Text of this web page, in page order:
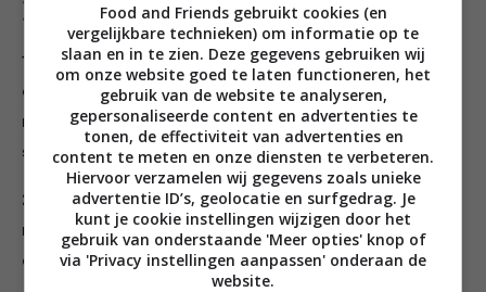
Bereiding
1 Breng de suiker met 75 ml water en citroenrasp in
een steelpan aan de kook. Laat zachtjes koken en roer
regelmatig tot de suiker is opgelost en het mengsel
siroopachtig is. Laat afkoelen.
2 Schik de nectarinepartjes in een schaal, bestrooi met
muntblaadjes en amandelen en lepel de citrussiroop
erover.
Food and Friends gebruikt cookies (en
vergelijkbare technieken) om informatie op te
slaan en in te zien. Deze gegevens gebruiken wij
om onze website goed te laten functioneren, het
gebruik van de website te analyseren,
gepersonaliseerde content en advertenties te
tonen, de effectiviteit van advertenties en
content te meten en onze diensten te verbeteren.
Hiervoor verzamelen wij gegevens zoals unieke
advertentie ID’s, geolocatie en surfgedrag. Je
kunt je cookie instellingen wijzigen door het
gebruik van onderstaande 'Meer opties' knop of
via 'Privacy instellingen aanpassen' onderaan de
website.